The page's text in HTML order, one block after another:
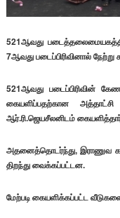
521ஆவது படைத்தலைமையகத்தின்
7ஆவது படைப்பிரிவினால்
521ஆவது படைப்பிரிவின்
கையளிப்பதற்கான
ஆர்.ரி.ஜெயசீலனிடம்
அதனைத்தொடர்ந்து, இராணுவ
திறந்து வைக்கப்பட்டன.
மேற்படி கையளிக்கப்பட்ட